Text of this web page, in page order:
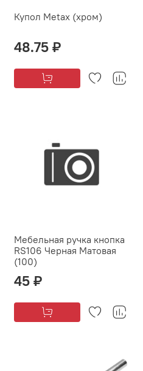
Купол Metax (хром)
48.75 ₽
Мебельная ручка кнопка
RS106 Черная Матовая
(100)
45 ₽